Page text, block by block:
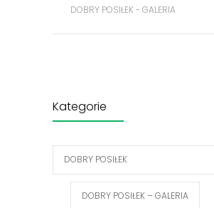
DOBRY POSIŁEK - GALERIA
Kategorie
DOBRY POSIŁEK
DOBRY POSIŁEK – GALERIA